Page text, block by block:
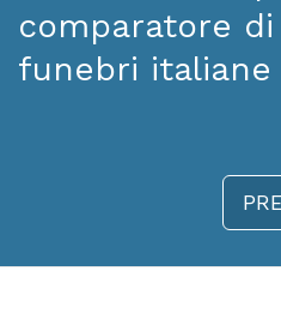
comparatore di
funebri italiane